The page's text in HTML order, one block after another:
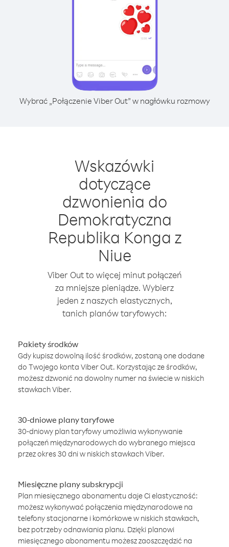
Wybrać „Połączenie Viber Out” w nagłówku rozmowy
Wskazówki
dotyczące
dzwonienia do
Demokratyczna
Republika Konga z
Niue
Viber Out to więcej minut połączeń
za mniejsze pieniądze. Wybierz
jeden z naszych elastycznych,
tanich planów taryfowych:
Pakiety środków
Gdy kupisz dowolną ilość środków, zostaną one dodane
do Twojego konta Viber Out. Korzystając ze środków,
możesz dzwonić na dowolny numer na świecie w niskich
stawkach Viber.
30-dniowe plany taryfowe
30-dniowy plan taryfowy umożliwia wykonywanie
połączeń międzynarodowych do wybranego miejsca
przez okres 30 dni w niskich stawkach Viber.
Miesięczne plany subskrypcji
Plan miesięcznego abonamentu daje Ci elastyczność:
możesz wykonywać połączenia międzynarodowe na
telefony stacjonarne i komórkowe w niskich stawkach,
bez potrzeby odnawiania planu. Dzięki planowi
miesięcznego abonamentu możesz zaoszczędzić na